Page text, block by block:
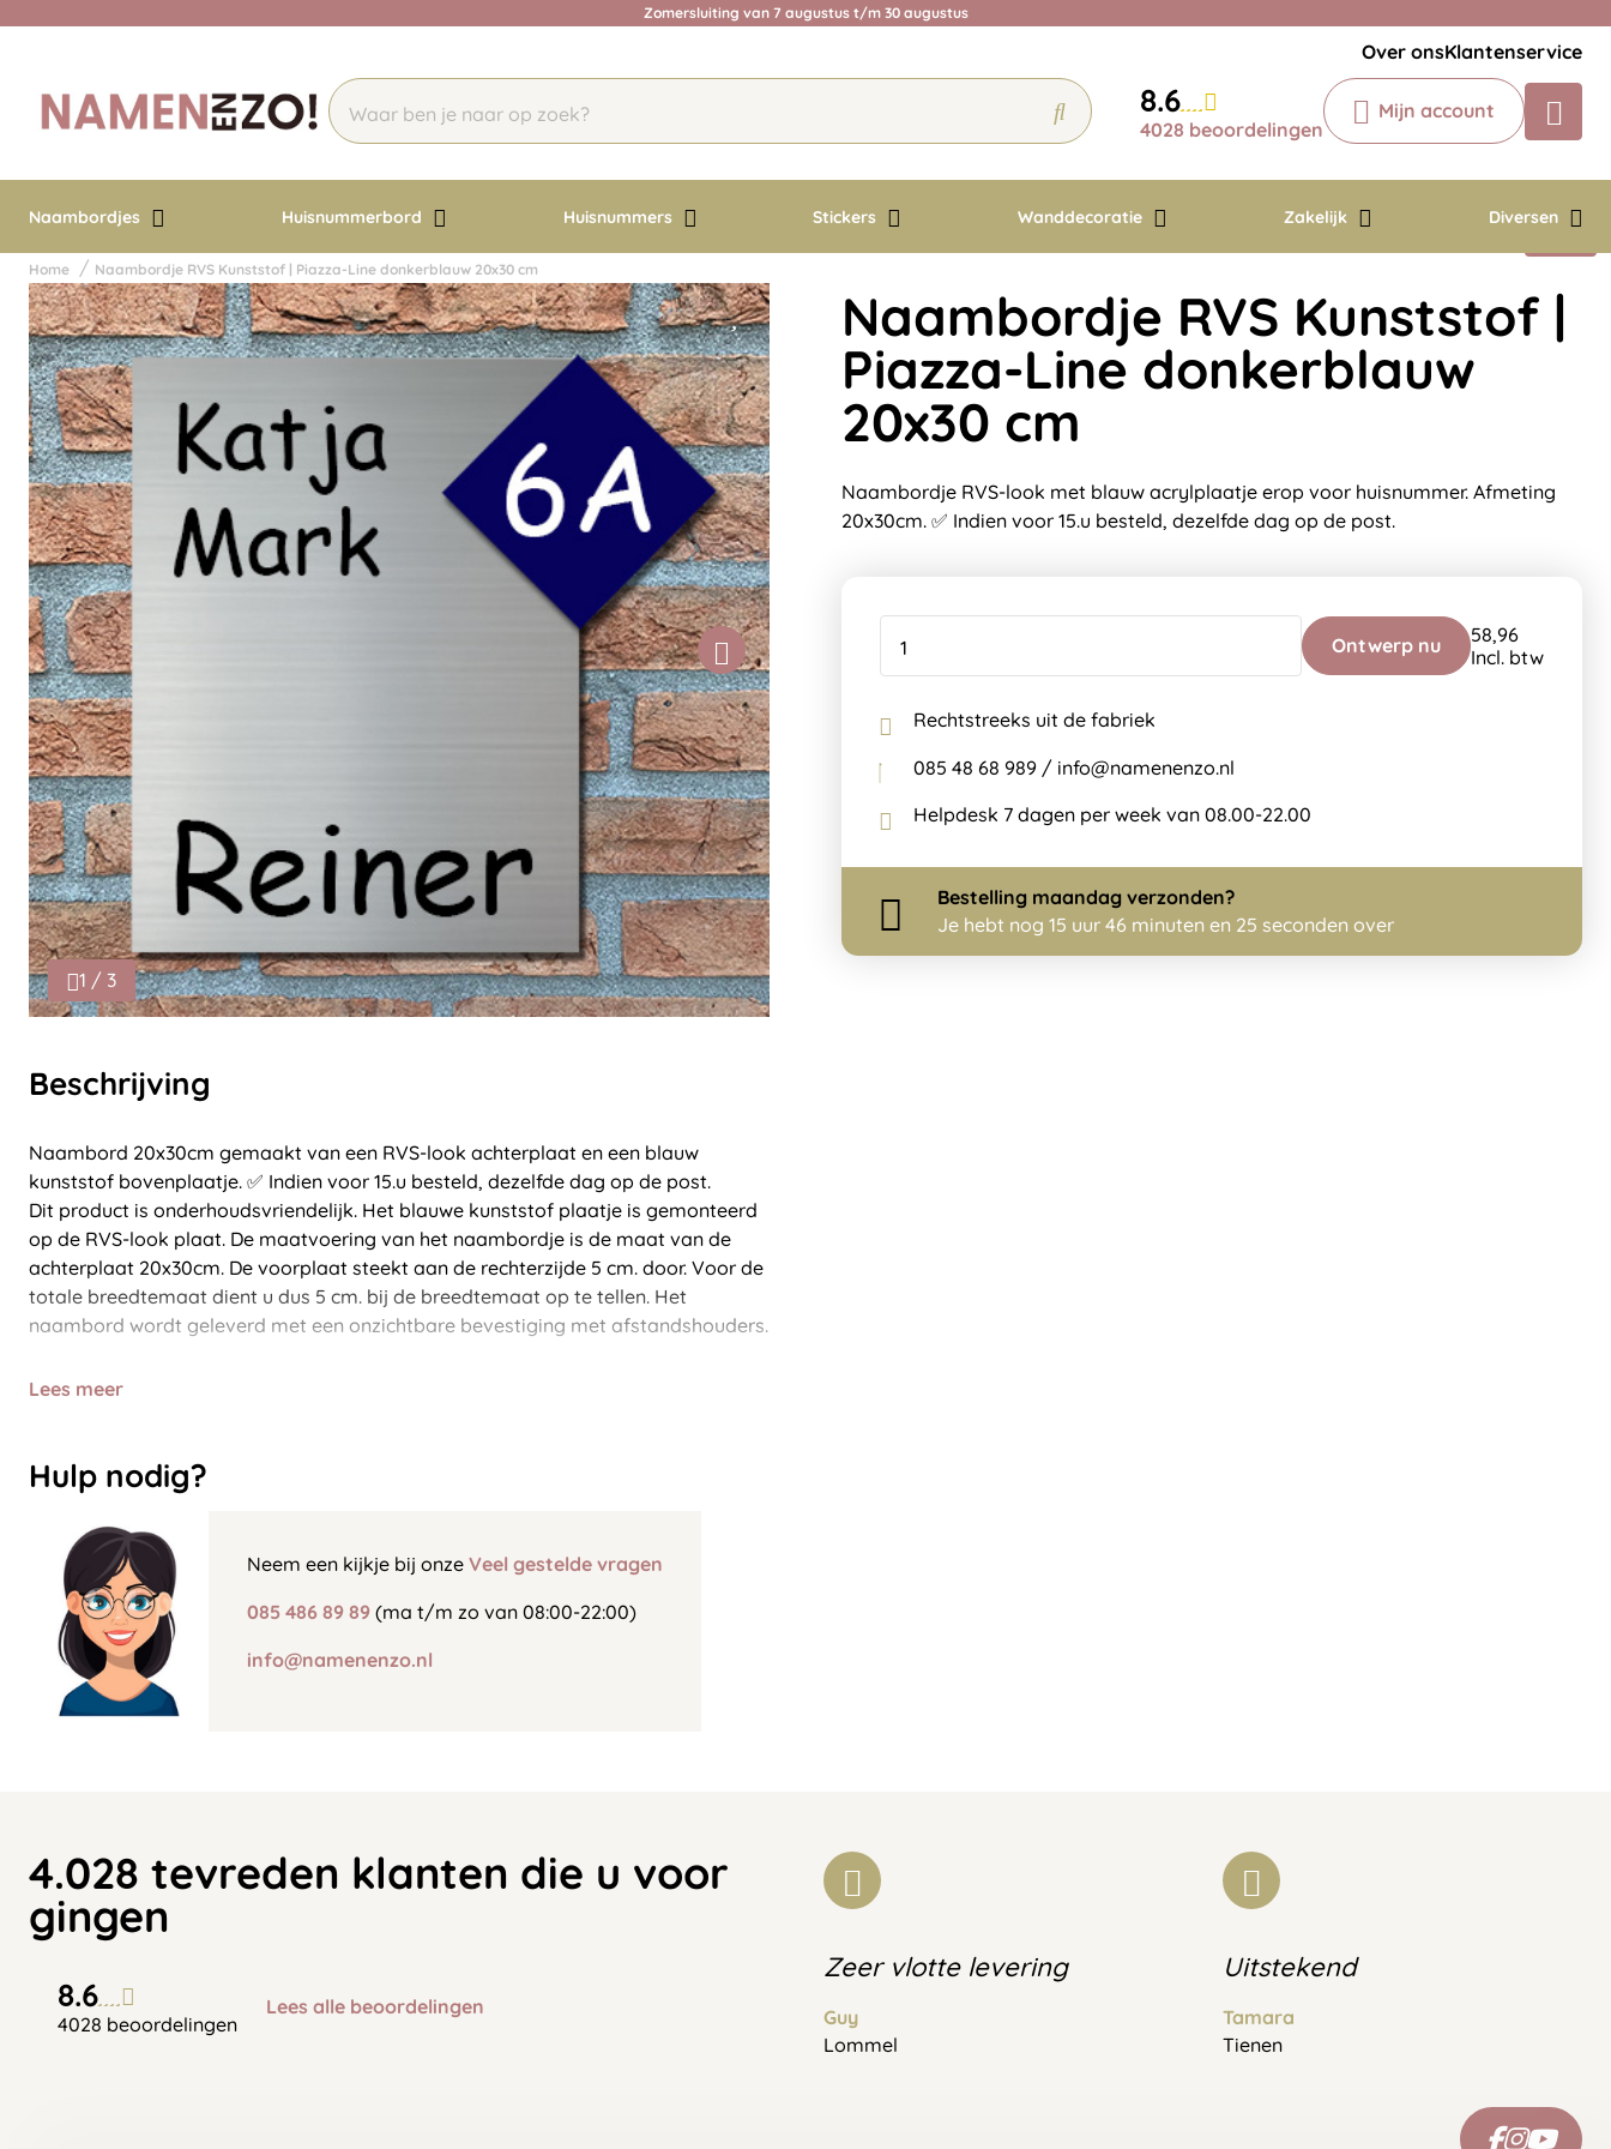
Zomersluiting van 7 augustus t/m 30 augustus
Over onsKlantenservice
8.6
4028 beoordelingen
Mijn account
Naambordjes Huisnummerbord Huisnummers Stickers Wanddecoratie Zakelijk Diversen
Chatbot
Chat 24/7 met onze chatbot voor
Contact
Home Naambordje RVS Kunststof | Piazza-Line donkerblauw 20x30 cm
1 / 3
Beschrijving
Naambord 20x30cm gemaakt van een RVS-look achterplaat en een blauw
kunststof bovenplaatje. ✅ Indien voor 15.u besteld, dezelfde dag op de post.
Dit product is onderhoudsvriendelijk. Het blauwe kunststof plaatje is gemonteerd
op de RVS-look plaat. De maatvoering van het naambordje is de maat van de
achterplaat 20x30cm. De voorplaat steekt aan de rechterzijde 5 cm. door. Voor de
totale breedtemaat dient u dus 5 cm. bij de breedtemaat op te tellen. Het
naambord wordt geleverd met een onzichtbare bevestiging met afstandshouders.
Lees meer
Hulp nodig?
Neem een kijkje bij onze Veel gestelde vragen
085 486 89 89 (ma t/m zo van 08:00-22:00)
info@namenenzo.nl
Naambordje RVS Kunststof |
Piazza-Line donkerblauw
20x30 cm
Naambordje RVS-look met blauw acrylplaatje erop voor huisnummer. Afmeting
20x30cm. ✅ Indien voor 15.u besteld, dezelfde dag op de post.
Ontwerp nu
58,96
Incl. btw
Rechtstreeks uit de fabriek
085 48 68 989 / info@namenenzo.nl
Helpdesk 7 dagen per week van 08.00-22.00
Bestelling maandag
verzonden?
Je hebt nog 15 uur 46 minuten en 23 seconden over
4.028 tevreden klanten die u voor
gingen
8.6
4028 beoordelingen
Lees alle beoordelingen
Zeer vlotte levering
Guy
Lommel
Uitstekend
Tamara
Tienen